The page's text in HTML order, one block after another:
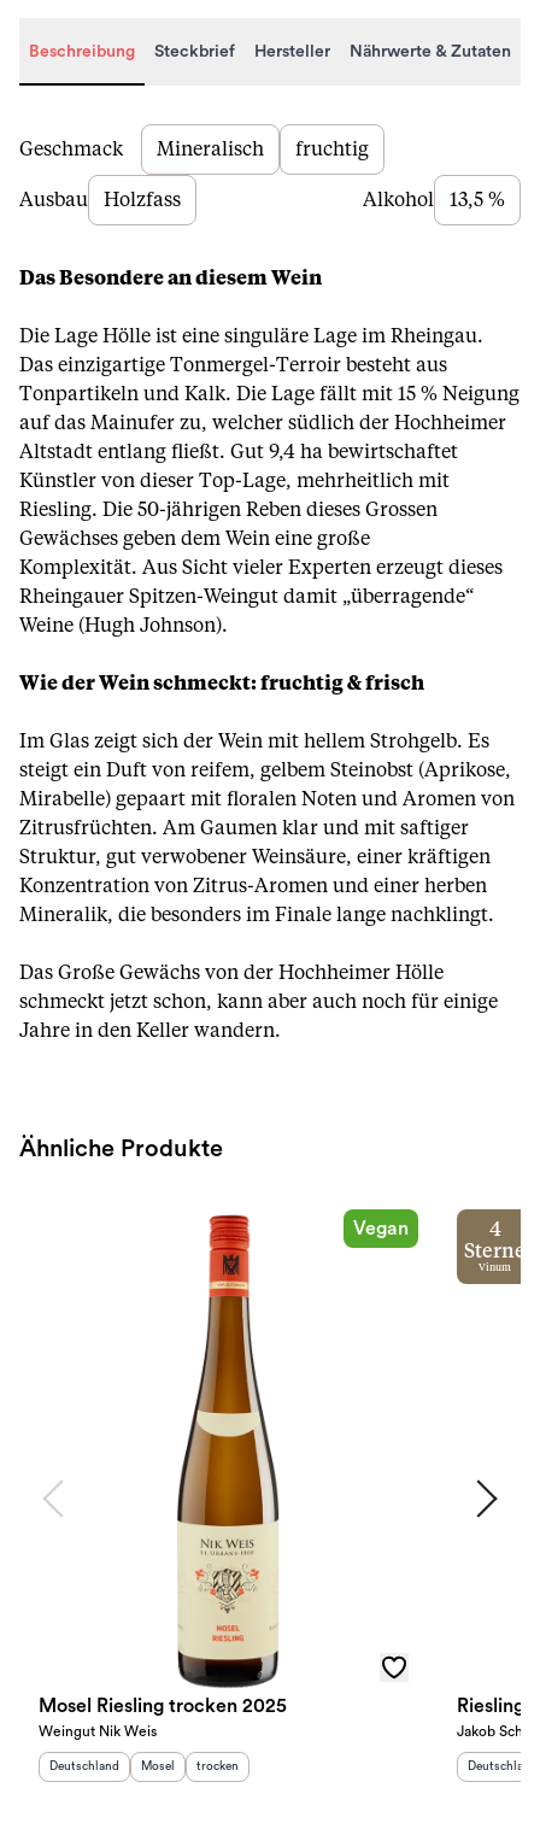
Beschreibung Steckbrief Hersteller Nährwerte & Zutaten
Beschreibung
Geschmack Mineralisch fruchtig
Ausbau Holzfass Alkohol 13,5 %
Das Besondere an diesem Wein
Die Lage Hölle ist eine singuläre Lage im Rheingau.
Das einzigartige Tonmergel-Terroir besteht aus
Tonpartikeln und Kalk. Die Lage fällt mit 15 % Neigung
auf das Mainufer zu, welcher südlich der Hochheimer
Altstadt entlang fließt. Gut 9,4 ha bewirtschaftet
Künstler von dieser Top-Lage, mehrheitlich mit
Riesling. Die 50-jährigen Reben dieses Grossen
Gewächses geben dem Wein eine große
Komplexität. Aus Sicht vieler Experten erzeugt dieses
Rheingauer Spitzen-Weingut damit „überragende“
Weine (Hugh Johnson).
Wie der Wein schmeckt: fruchtig & frisch
Im Glas zeigt sich der Wein mit hellem Strohgelb. Es
steigt ein Duft von reifem, gelbem Steinobst (Aprikose,
Mirabelle) gepaart mit floralen Noten und Aromen von
Zitrusfrüchten. Am Gaumen klar und mit saftiger
Struktur, gut verwobener Weinsäure, einer kräftigen
Konzentration von Zitrus-Aromen und einer herben
Mineralik, die besonders im Finale lange nachklingt.
Das Große Gewächs von der Hochheimer Hölle
schmeckt jetzt schon, kann aber auch noch für einige
Jahre in den Keller wandern.
Ähnliche Produkte
Vegan
Mosel Riesling trocken 2025
Weingut Nik Weis
Herkunftsland
Deutschland Herkunftsregion:
Mosel Geschmack
trocken
4
Sterne
Vinum
Riesling
Jakob
Deutschland